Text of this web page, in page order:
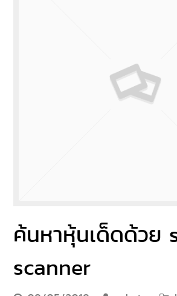
ค้นหาหุ้นเด็ดด้วย
scanner